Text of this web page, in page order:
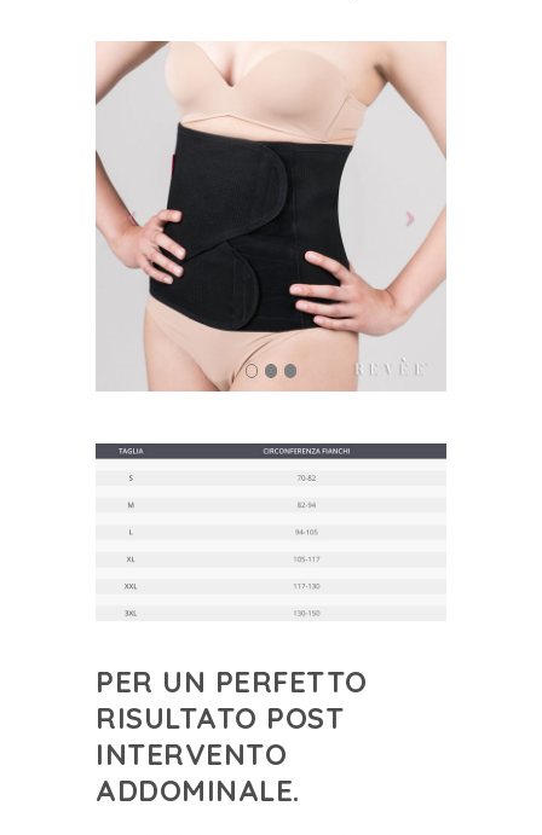
PER UN PERFETTO
RISULTATO POST
INTERVENTO
ADDOMINALE.